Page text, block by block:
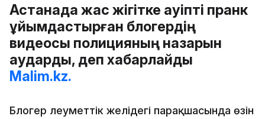
Астанада жас жігітке қауіпті пранк
ұйымдастырған блогердің
видеосы полицияның назарын
аударды, деп хабарлайды
Malim.kz.
Блогер әлеуметтік желідегі парақшасында өзін